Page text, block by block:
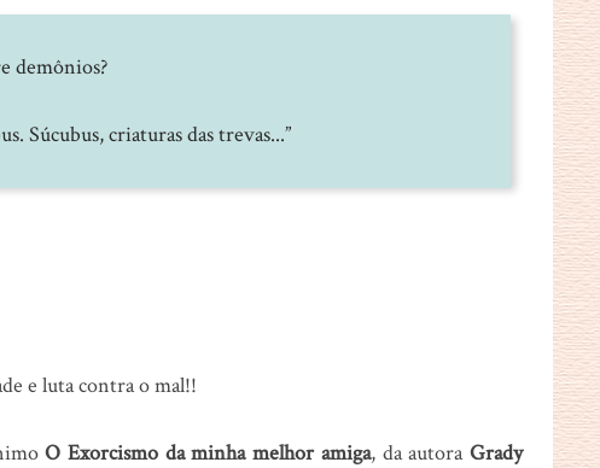
demônios?
Súcubus, criaturas das trevas...”
e luta contra o mal!!
O Exorcismo da minha melhor amiga, da autoraGrady